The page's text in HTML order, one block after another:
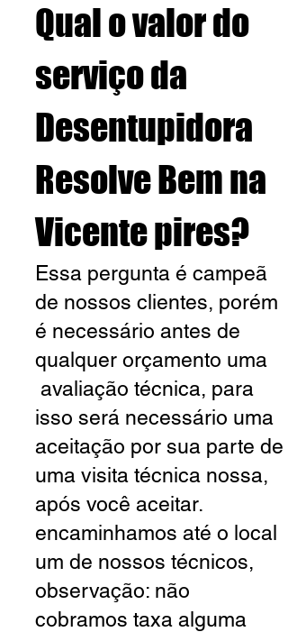
Qual o valor do
serviço da
Desentupidora
ResolveBem na
Vicente pires?
Essa pergunta é campeã
de nossos clientes, porém
é necessário antes de
qualquer orçamento uma
avaliação técnica, para
isso será necessário uma
aceitação por sua parte de
uma visita técnica nossa,
após você aceitar.
encaminhamos até o local
um de nossos técnicos,
observação: não
cobramos taxa alguma